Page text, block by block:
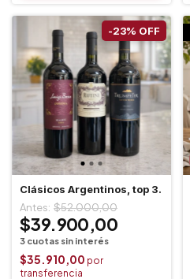
Clásicos Argentinos, top 3.
-23% OFF
$39.900,00
$52.000,00
$35.910,00